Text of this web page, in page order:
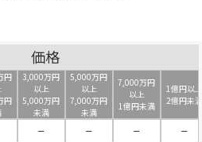
価格
円
円
3,000万円
以上
5,000万円
未満
5,000万円
以上
7,000万円
未満
7,000万円
以上
1億円未満
1億円以上
2億円未満
－ － －
－